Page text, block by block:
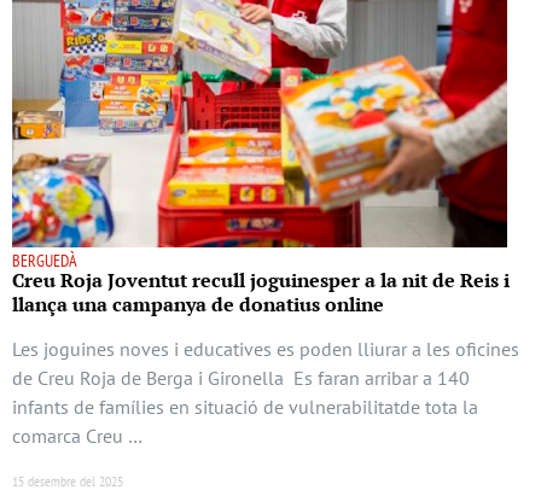
BERGUEDÀ
Creu Roja Joventut recull joguinesper a la nit de Reis i
llança una campanya de donatius online
Les joguines noves i educatives es poden lliurar a les oficines
de Creu Roja de Berga i Gironella Es faran arribar a 140
infants de famílies en situació de vulnerabilitatde tota la
comarca Creu …
15 desembre del 2025